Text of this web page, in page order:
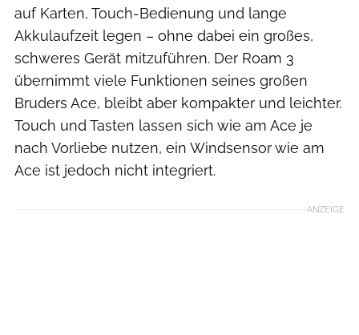
auf Karten, Touch-Bedienung und lange
Akkulaufzeit legen – ohne dabei ein großes,
schweres Gerät mitzuführen. Der Roam 3
übernimmt viele Funktionen seines großen
Bruders Ace, bleibt aber kompakter und leichter.
Touch und Tasten lassen sich wie am Ace je
nach Vorliebe nutzen, ein Windsensor wie am
Ace ist jedoch nicht integriert.
ANZEIGE